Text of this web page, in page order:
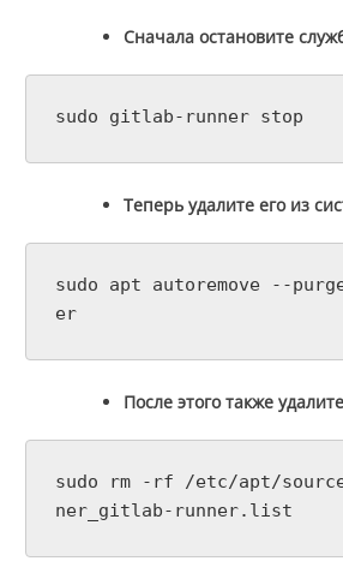
Сначала остановите
sudo gitlab-runner stop
Теперь удалите его из
sudo apt autoremove --
er
После этого также
sudo rm -rf /etc/apt/
ner_gitlab-runner.list